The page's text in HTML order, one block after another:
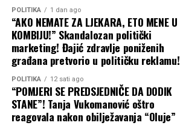
POLITIKA 1 dan ago
“AKO NEMATE ZA LJEKARA, ETO MENE U
KOMBIJU!” Skandalozan politički
marketing! Đajić zdravlje poniženih
građana pretvorio u političku reklamu!
POLITIKA 12 sati ago
“POMJERI SE PREDSJEDNIČE DA DODIK
STANE”! Tanja Vukomanović oštro
reagovala nakon obilježavanja “Oluje”